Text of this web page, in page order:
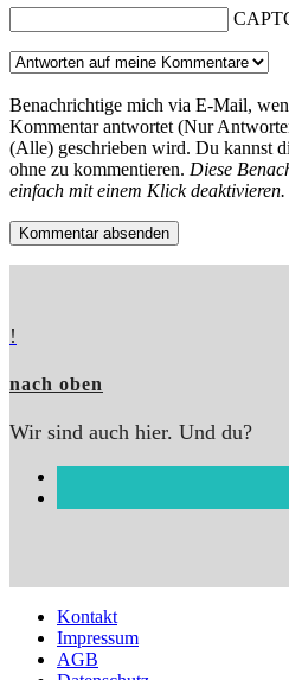
Benachrichtige mich via E-Mail,
Kommentar antwortet (Nur
(Alle) geschrieben wird. Du kannst
ohne zu kommentieren. Diese
einfach mit einem Klick deaktivieren.
!
nach oben
Wir sind auch hier. Und du?
Kontakt
Impressum
AGB